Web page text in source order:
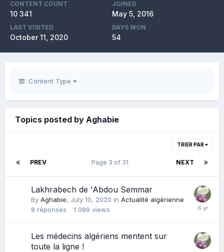
CONTENT COUNT
10 341
JOINED
May 5, 2016
LAST VISITED
October 11, 2020
DAYS WON
54
Content Type
Topics posted by Aghabie
TRIER PAR
PREV NEXT
Page 3 of 31
Lakhrabech de 'Abdou Semmar
By Aghabie, July 10, 2020 in Actualité algérienne
8 réponses 1 089 views
Les médecins algériens mentent sur
toute la ligne !